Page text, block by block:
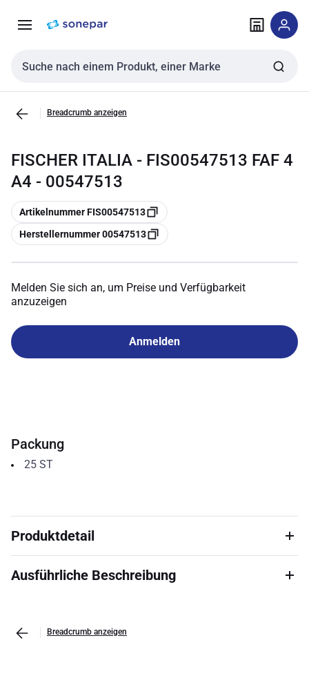
NavigationInhalt
Sucheingabe
Breadcrumb anzeigen
FISCHER ITALIA - FIS00547513 FAF 4
A4 - 00547513
Kopieren
Artikelnummer FIS00547513
Kopieren
Herstellernummer 00547513
Melden Sie sich an, um Preise und Verfügbarkeit
anzuzeigen
Anmelden
Packung
25 ST
Produktdetail
Ausführliche Beschreibung
Breadcrumb anzeigen